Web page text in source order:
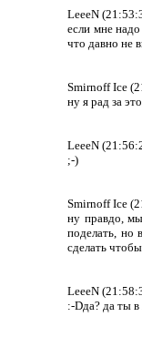
LeeeN
если мне
что давно
Smirnoff Ice
ну я рад за это
LeeeN
;-)
Smirnoff Ice
ну правдо,
поделать, но
сделать
LeeeN
:-Dда? да ты